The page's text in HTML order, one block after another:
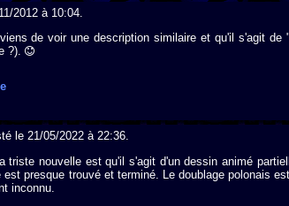
2012 à 10:04.
de voir une description similaire et qu'il s'agit
?).
le 21/05/2022 à 22:36.
triste nouvelle est qu'il s'agit d'un dessin animé
est presque trouvé et terminé. Le doublage polonais
inconnu.